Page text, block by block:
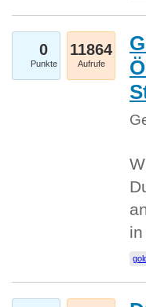
0
Punkte
11864
Aufrufe